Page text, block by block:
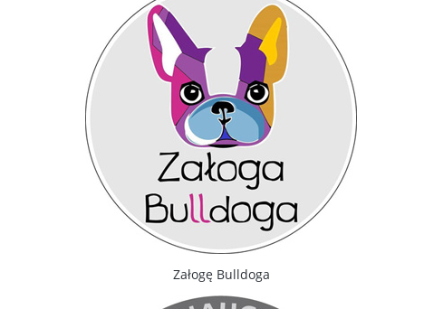
Załogę Bulldoga